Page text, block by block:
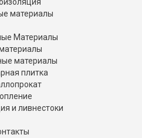
материалы
Материалы
материалы
плитка
и ливнестоки